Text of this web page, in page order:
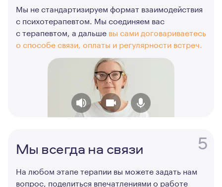
Мы не стандартизируем формат взаимодействия
с психотерапевтом. Мы соединяем вас
с терапевтом, а дальше вы сами договариваетесь
о способе связи, оплаты и регулярности встреч.
5
Мы всегда на связи
На любом этапе терапии вы можете задать нам
вопрос, поделиться впечатлениями о работе